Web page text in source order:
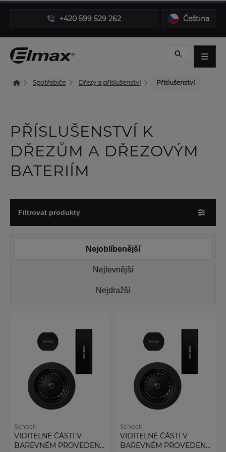
+420 599 529 262 Čeština
Spotřebiče Dřezy a příslušenství Příslušenství
PŘÍSLUŠENSTVÍ K
DŘEZŮM A DŘEZOVÝM
BATERIÍM
Filtrovat produkty
Nejoblíbenější
Nejlevnější
Nejdražší
Schock
VIDITELNÉ ČÁSTI V
BAREVNÉM PROVEDENÍ
Schock
VIDITELNÉ ČÁSTI V
BAREVNÉM PROVEDENÍ